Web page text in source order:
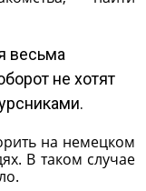
весьма
не хотят
на немецком
В таком случае